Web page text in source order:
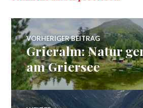
VORHERIGER BEITRAG
Vorheriger
Beitrag:
Grieralm: Natur
am Griersee